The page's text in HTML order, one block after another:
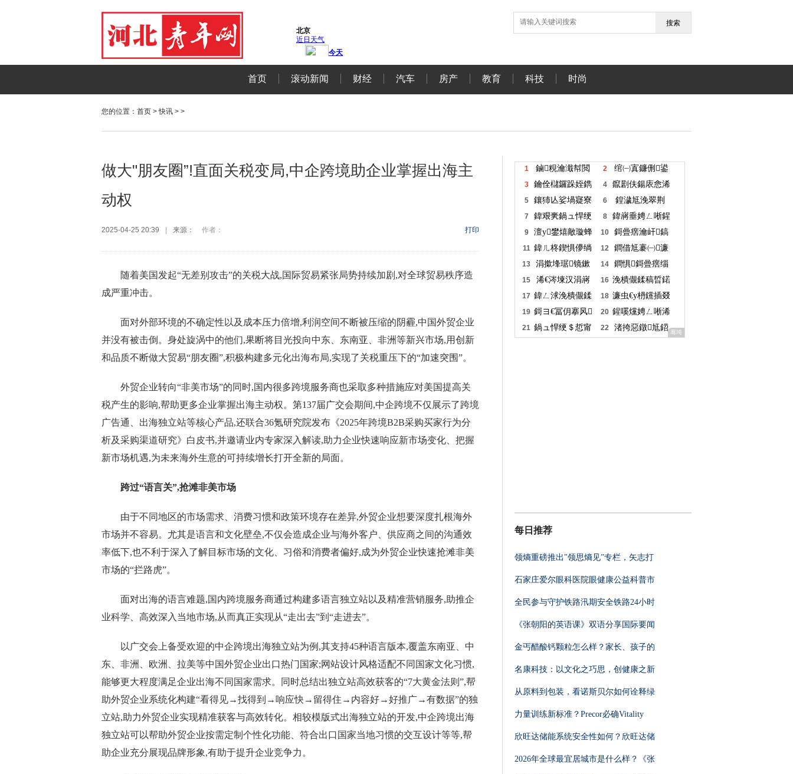
搜索
首页 滚动新闻 财经 汽车 房产 教育 科技 时尚
您的位置： 首页 >快讯 > >
做大"朋友圈”!直面关税变局,中企跨境助企业掌握出海主
动权
2025-04-25 20:39 来源： 作者： 打印
随着美国发起“无差别攻击”的关税大战,国际贸易紧张局势持续加剧,对全球贸易秩序造
成严重冲击。
面对外部环境的不确定性以及成本压力倍增,利润空间不断被压缩的阴霾,中国外贸企业
并没有被击倒。身处旋涡中的他们,果断将目光投向中东、东南亚、非洲等新兴市场,用创新
和品质不断做大贸易“朋友圈”,积极构建多元化出海布局,实现了关税重压下的“加速突围”。
外贸企业转向“非美市场”的同时,国内很多跨境服务商也采取多种措施应对美国提高关
税产生的影响,帮助更多企业掌握出海主动权。第137届广交会期间,中企跨境不仅展示了跨境
广告通、出海独立站等核心产品,还联合36氪研究院发布《2025年跨境B2B采购买家行为分
析及采购渠道研究》白皮书,并邀请业内专家深入解读,助力企业快速响应新市场变化、把握
新市场机遇,为未来海外生意的可持续增长打开全新的局面。
跨过“语言关”,抢滩非美市场
由于不同地区的市场需求、消费习惯和政策环境存在差异,外贸企业想要深度扎根海外
市场并不容易。尤其是语言和文化壁垒,不仅会造成企业与海外客户、供应商之间的沟通效
率低下,也不利于深入了解目标市场的文化、习俗和消费者偏好,成为外贸企业快速抢滩非美
市场的“拦路虎”。
面对出海的语言难题,国内跨境服务商通过构建多语言独立站以及精准营销服务,助推企
业科学、高效深入当地市场,从而真正实现从“走出去”到“走进去”。
以广交会上备受欢迎的中企跨境出海独立站为例,其支持45种语言版本,覆盖东南亚、中
东、非洲、欧洲、拉美等中国外贸企业出口热门国家;网站设计风格适配不同国家文化习惯,
能够更大程度满足企业出海不同国家需求。同时总结出独立站高效获客的“7大黄金法则”,帮
助外贸企业系统化构建“看得见→找得到→响应快→留得住→内容好→好推广→有数据”的独
立站,助力外贸企业实现精准获客与高效转化。相较模版式出海独立站的开发,中企跨境出海
独立站可以帮助外贸企业按需定制个性化功能、符合出口国家当地习惯的交互设计等等,帮
助企业充分展现品牌形象,有助于提升企业竞争力。
每日推荐
领熵重磅推出"领思熵见”专栏，矢志打
石家庄爱尔眼科医院眼健康公益科普市
全民参与守护铁路汛期安全铁路24小时
《张朝阳的英语课》双语分享国际要闻
金丐醋酸钙颗粒怎么样？家长、孩子的
名康科技：以文化之巧思，创健康之新
从原料到包装，看诺斯贝尔如何诠释绿
力量训练新标准？Precor必确Vitality
欣旺达储能系统安全性如何？欣旺达储
2026年全球最宜居城市是什么样？《张